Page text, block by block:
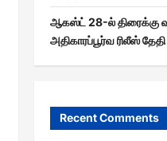
ஆகஸ்ட் 28-ல் திரைக்கு
அதிகாரப்பூர்வ ரிலீஸ் தேதி
Recent Comments